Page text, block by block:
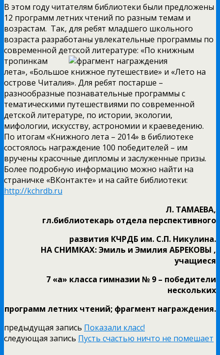
В этом году читателям библиотеки были предложены
12 программ летних чтений по разным темам и
возрастам. Так, для ребят младшего школьного
возраста разработаны увлекательные программы по
современной детской литературе: «По книжным
тропинкам
лета», «Большое книжное путешествие» и «Лето на
острове Читалия». Для ребят постарше –
разнообразные познавательные программы с
тематическими путешествиями по современной
детской литературе, по истории, экологии,
мифологии, искусству, астрономии и краеведению.
По итогам «Книжного лета – 2014» в библиотеке
состоялось награждение 100 победителей – им
вручены красочные дипломы и заслуженные призы.
Более подробную информацию можно найти на
страничке «ВКонтакте» и на сайте библиотеки:
http://kchrdb.ru
Л. ТАМАЕВА,
гл.библиотекарь отдела перспективного
развития КЧРДБ им. С.П. Никулина.
НА СНИМКАХ: Эмиль и Эмилия АБРЕКОВЫ ,
учащиеся
7 «а» класса гимназии № 9 – победители
нескольких
программ летних чтений; фрагмент награждения.
предыдущая запись Показали класс!
следующая запись Пусть счастью ничто не помешает